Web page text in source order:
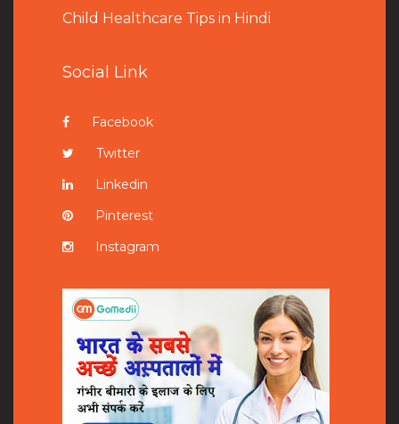
Child Healthcare Tips in Hindi
Social Link
Facebook
Twitter
Linkedin
Pinterest
Instagram